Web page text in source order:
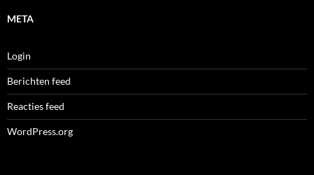
META
Login
Berichten feed
Reacties feed
WordPress.org